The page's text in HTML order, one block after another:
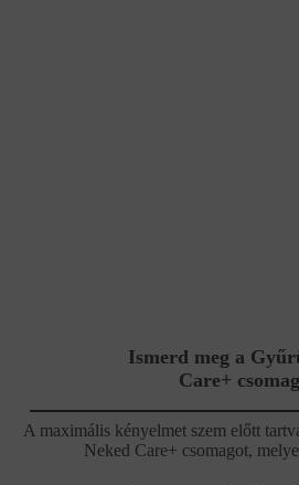
Ismerd meg a
Care+
A maximális kényelmet szem előtt
Neked Care+ csomagot,